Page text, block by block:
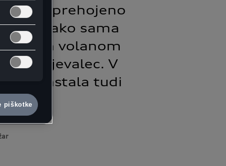
na prehojeno
kako sama
čas za volanom
V
je nastala tudi
piškotke